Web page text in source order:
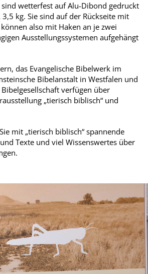
wetterfest auf Alu-Dibond gedruckt
kg. Sie sind auf der Rückseite mit
also mit Haken an je zwei
Ausstellungssystemen aufgehängt
das Evangelische Bibelwerk im
Bibelanstalt in Westfalen und
verfügen über
„tierisch biblisch“ und
mit „tierisch biblisch“ spannende
Texte und viel Wissenswertes über